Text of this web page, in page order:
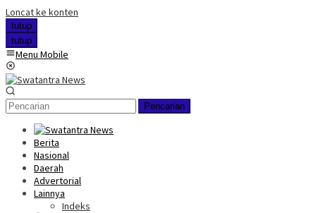
Loncat ke konten
tutup
tutup
Menu Mobile
Pencarian
Berita
Nasional
Daerah
Advertorial
Lainnya
Indeks